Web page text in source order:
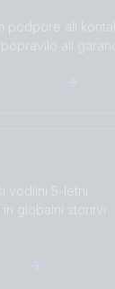
podpore ali
ali
vodilni 5-letni
globalni storitvi